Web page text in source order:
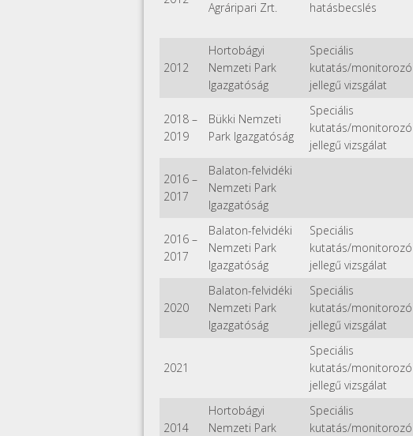
Agráripari Zrt.
hatásbecslés
2012
Hortobágyi
Nemzeti Park
Igazgatóság
Speciális
kutatás/monitorozó
jellegű vizsgálat
2018 –
2019
Bükki Nemzeti
Park Igazgatóság
Speciális
kutatás/monitorozó
jellegű vizsgálat
2016 –
2017
Balaton-felvidéki
Nemzeti Park
Igazgatóság
2016 –
2017
Balaton-felvidéki
Nemzeti Park
Igazgatóság
Speciális
kutatás/monitorozó
jellegű vizsgálat
2020
Balaton-felvidéki
Nemzeti Park
Igazgatóság
Speciális
kutatás/monitorozó
jellegű vizsgálat
2021
Speciális
kutatás/monitorozó
jellegű vizsgálat
2014
Hortobágyi
Nemzeti Park
Speciális
kutatás/monitorozó